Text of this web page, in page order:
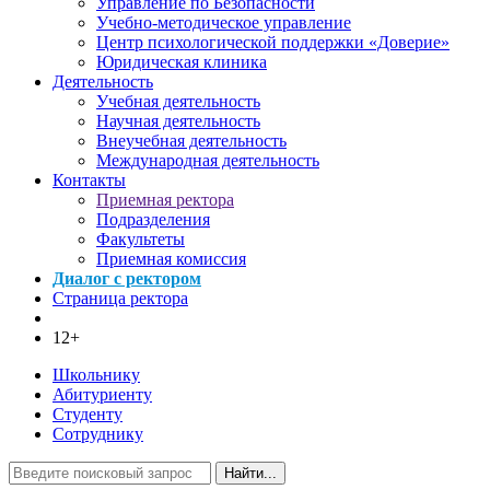
Учебно-методическое управление
Центр психологической поддержки «Доверие»
Юридическая клиника
Деятельность
Учебная деятельность
Научная деятельность
Внеучебная деятельность
Международная деятельность
Контакты
Приемная ректора
Подразделения
Факультеты
Приемная комиссия
Диалог с ректором
Страница ректора
12+
Школьнику
Абитуриенту
Студенту
Сотруднику
Найти...